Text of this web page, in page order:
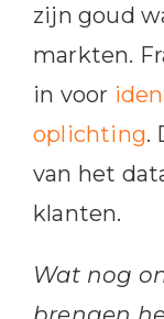
zijn goud
markten.
in voor
oplichting.
van het
klanten.
Wat nog